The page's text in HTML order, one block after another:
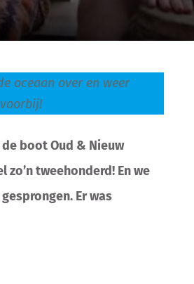
oceaan over en weer
boot Oud & Nieuw
tweehonderd! En we
Er was